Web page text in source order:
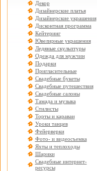
Декор
Дизайнерские платья
Дизайнерские украшения
Дисконтная программа
Кейтеринг
Ювелирные украшения
Ледяные скульптуры
Одежда для мужчин
Подарки
Пригласительные
Свадебные букеты
Свадебные путешествия
Свадебные салоны
Тамада и музыка
Стилисты
Торты и караваи
Уроки танцев
Фейерверки
Фото- и видеосъемка
Яхты и теплоходы
Шарики
Свадебные интернет-
ресурсы